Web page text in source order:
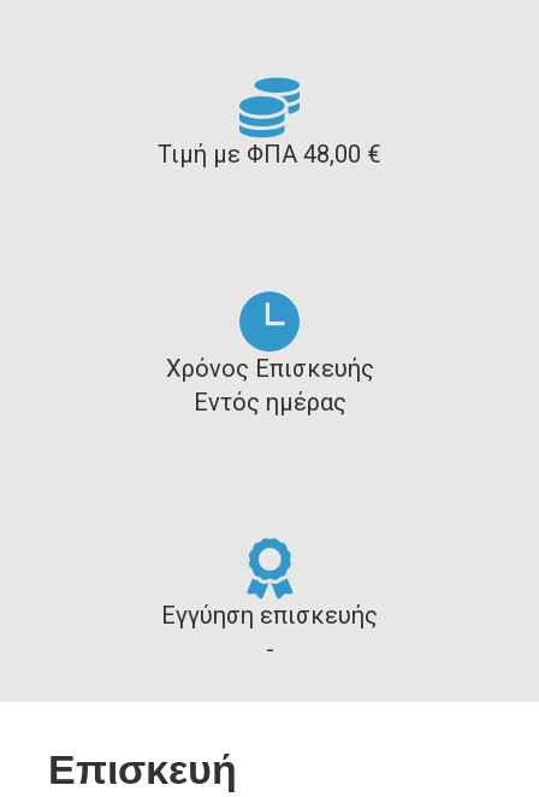
Τιμή με ΦΠΑ 48,00 €
Χρόνος Επισκευής
Εντός ημέρας
Εγγύηση επισκευής
-
Επισκευή